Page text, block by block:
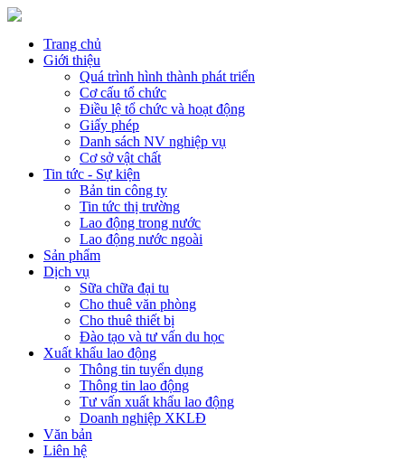
Trang chủ
Giới thiệu
Quá trình hình thành phát triển
Cơ cấu tổ chức
Điều lệ tổ chức và hoạt động
Giấy phép
Danh sách NV nghiệp vụ
Cơ sở vật chất
Tin tức - Sự kiện
Bản tin công ty
Tin tức thị trường
Lao động trong nước
Lao động nước ngoài
Sản phẩm
Dịch vụ
Sữa chữa đại tu
Cho thuê văn phòng
Cho thuê thiết bị
Đào tạo và tư vấn du học
Xuất khẩu lao động
Thông tin tuyển dụng
Thông tin lao động
Tư vấn xuất khẩu lao động
Doanh nghiệp XKLĐ
Văn bản
Liên hệ